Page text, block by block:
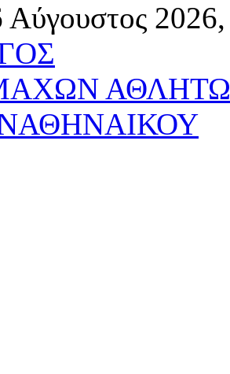
Αύγουστος